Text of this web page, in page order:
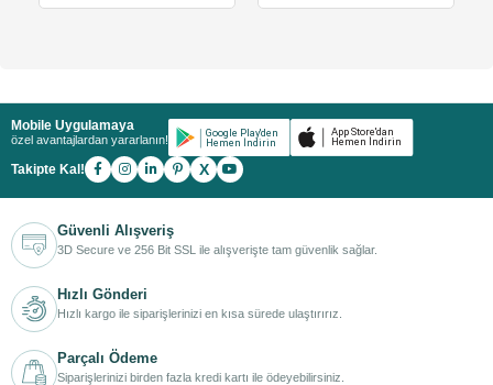
Mobile Uygulamaya
özel avantajlardan yararlanın!
Takipte Kal! X
Güvenli Alışveriş
3D Secure ve 256 Bit SSL ile alışverişte tam güvenlik sağlar.
Hızlı Gönderi
Hızlı kargo ile siparişlerinizi en kısa sürede ulaştırırız.
Parçalı Ödeme
Siparişlerinizi birden fazla kredi kartı ile ödeyebilirsiniz.